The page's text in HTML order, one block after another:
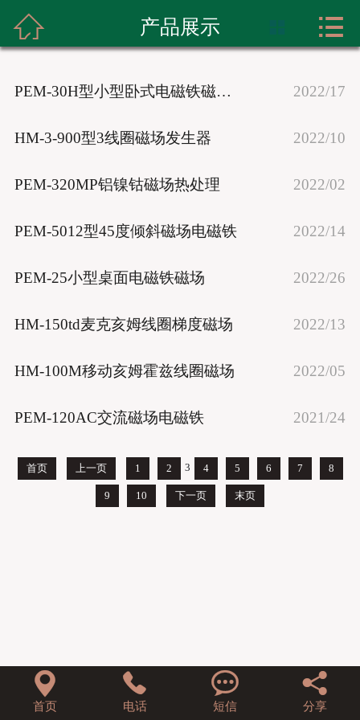
实力展示
新闻资讯
成功案例
联系我们
 产品展示 
PEM-30H型小型卧式电磁铁磁场发生器 2022/17
HM-3-900型3线圈磁场发生器 2022/10
PEM-320MP铝镍钴磁场热处理 2022/02
PEM-5012型45度倾斜磁场电磁铁 2022/14
PEM-25小型桌面电磁铁磁场 2022/26
HM-150td麦克亥姆线圈梯度磁场 2022/13
HM-100M移动亥姆霍兹线圈磁场 2022/05
PEM-120AC交流磁场电磁铁 2021/24
首页 上一页 1 2 3 4 5 6 7 8
9 10 下一页 末页

首页

电话

短信

分享